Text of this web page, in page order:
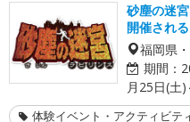
砂塵の迷
開催される
福岡県
期間：
月25日(土
体験イベント・アクティビテ